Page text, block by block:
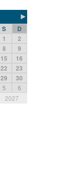
►
S D
1
2
8
9
15
16
22
23
29
30
5
6
2027